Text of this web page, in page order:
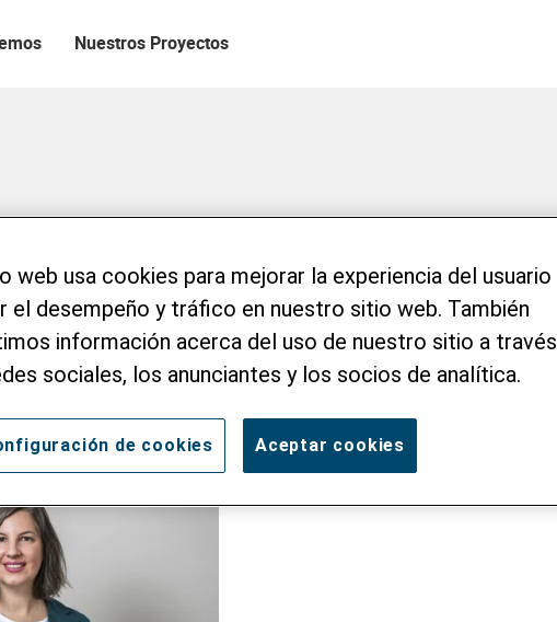
Nuestros Proyectos
web usa cookies para mejorar la experiencia del usuario
el desempeño y tráfico en nuestro sitio web. También
información acerca del uso de nuestro sitio a través
sociales, los anunciantes y los socios de analítica.
Aceptar cookies
de cookies